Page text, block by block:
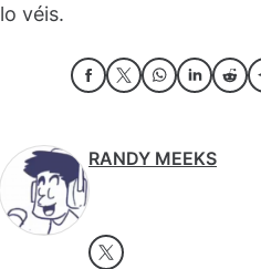
lo véis.
RANDY MEEKS